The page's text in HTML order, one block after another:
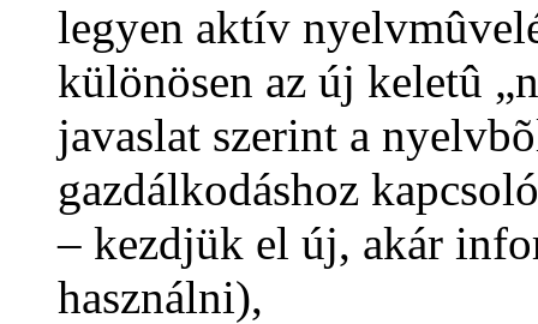
legyen aktív
különösen az új keletû
javaslat szerint a
gazdálkodáshoz
– kezdjük el új, akár
használni),